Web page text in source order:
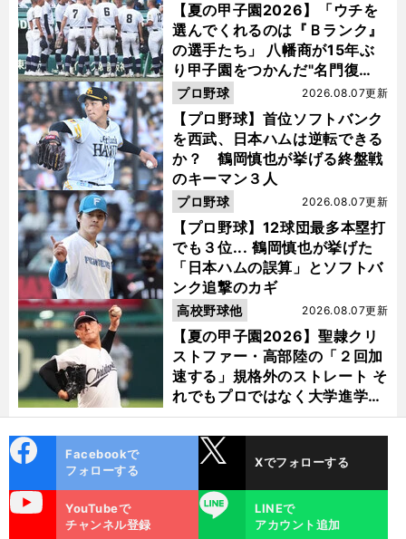
【夏の甲子園2026】「ウチを
選んでくれるのは『Ｂランク』
の選手たち」 八幡商が15年ぶ
り甲子園をつかんだ"名門復
活"の舞台裏
【プロ野球】首位ソフトバンク
を西武、日本ハムは逆転できる
か？ 鶴岡慎也が挙げる終盤戦
のキーマン３人
2026.08.07更新
プロ野球
【プロ野球】12球団最多本塁打
でも３位... 鶴岡慎也が挙げた
「日本ハムの誤算」とソフトバ
ンク追撃のカギ
2026.08.07更新
プロ野球
【夏の甲子園2026】聖隷クリ
ストファー・高部陸の「２回加
速する」規格外のストレート そ
れでもプロではなく大学進学を
選ぶ理由
2026.08.07更新
高校野球他
ok
Facebookで
フォローする
Xでフォローする
YouTubeで
チャンネル登録
LINE
LINEで
アカウント追加